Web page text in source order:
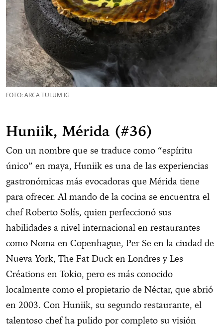
FOTO: ARCA TULUM IG
Huniik, Mérida (#36)
Con un nombre que se traduce como “espíritu
único” en maya, Huniik es una de las experiencias
gastronómicas más evocadoras que Mérida tiene
para ofrecer. Al mando de la cocina se encuentra el
chef Roberto Solís, quien perfeccionó sus
habilidades a nivel internacional en restaurantes
como Noma en Copenhague, Per Se en la ciudad de
Nueva York, The Fat Duck en Londres y Les
Créations en Tokio, pero es más conocido
localmente como el propietario de Néctar, que abrió
en 2003. Con Huniik, su segundo restaurante, el
talentoso chef ha pulido por completo su visión